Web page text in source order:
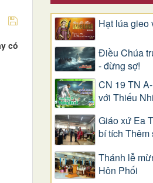
có
Hạt lúa gieo
Điều Chúa
- đừng sợ!
CN 19 TN
với Thiếu Nhi
Giáo xứ Ea
bí tích Thêm
Thánh lễ
Hôn Phối